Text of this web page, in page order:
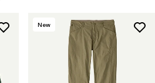
New